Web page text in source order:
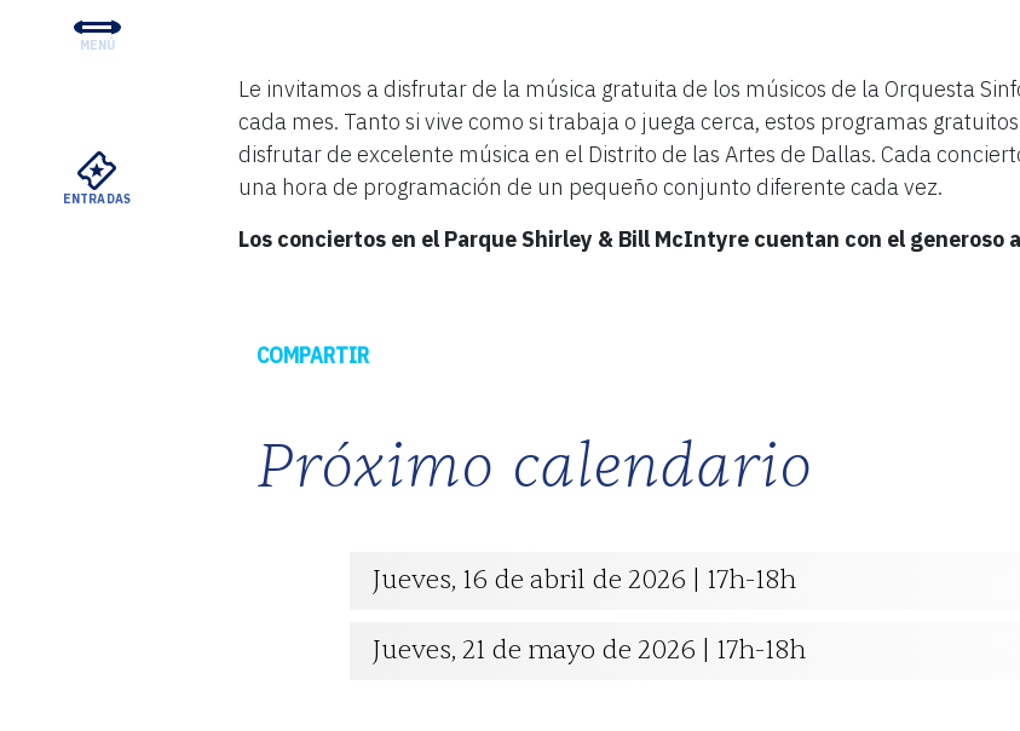
MENÚ
ENTRADAS
CONCIERTOS Y ENTRADAS
EDUCACIÓN Y COMUNIDAD
APOYO
SU VISITA
Le invitamos a disfrutar de la música gratuita de los músicos de la Orquesta
cada mes. Tanto si vive como si trabaja o juega cerca, estos programas
disfrutar de excelente música en el Distrito de las Artes de Dallas. Cada
una hora de programación de un pequeño conjunto diferente cada vez.
Los conciertos en el Parque Shirley & Bill McIntyre cuentan con el generoso
COMPARTIR
Próximo calendario
Jueves, 16 de abril de 2026 | 17h-18h
Jueves, 21 de mayo de 2026 | 17h-18h